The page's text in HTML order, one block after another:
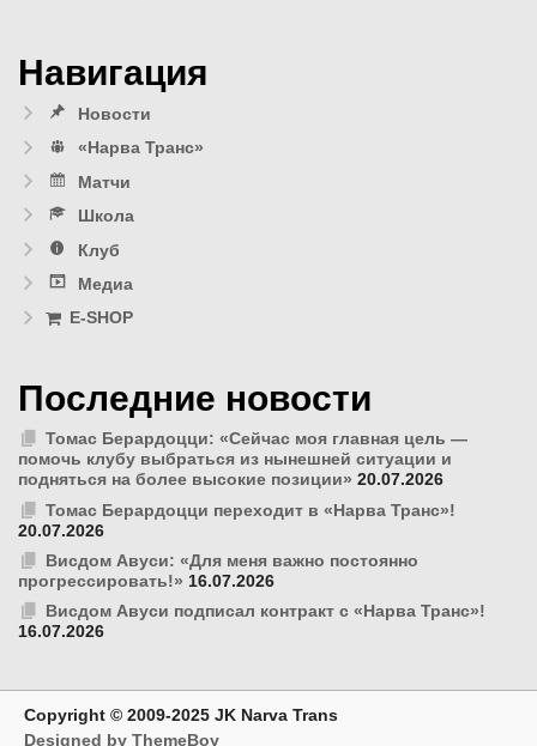
Навигация
Новости
«Нарва Транс»
Матчи
Школа
Клуб
Медиа
E-SHOP
Последние новости
Томас Берардоцци: «Сейчас моя главная цель —
помочь клубу выбраться из нынешней ситуации и
подняться на более высокие позиции» 20.07.2026
Томас Берардоцци переходит в «Нарва Транс»!
20.07.2026
Висдом Авуси: «Для меня важно постоянно
прогрессировать!» 16.07.2026
Висдом Авуси подписал контракт с «Нарва Транс»!
16.07.2026
Copyright © 2009-2025 JK Narva Trans
Designed by ThemeBoy